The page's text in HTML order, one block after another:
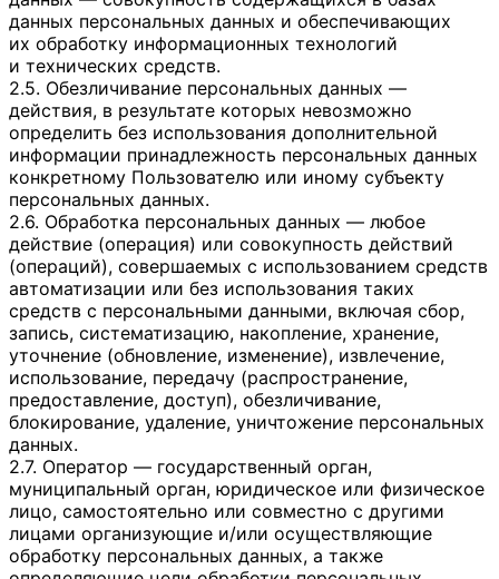
данных персональных данных и обеспечивающих
их обработку информационных технологий
и технических средств.
2.5. Обезличивание персональных данных —
действия, в результате которых невозможно
определить без использования дополнительной
информации принадлежность персональных данных
конкретному Пользователю или иному субъекту
персональных данных.
2.6. Обработка персональных данных — любое
действие (операция) или совокупность действий
(операций), совершаемых с использованием средств
автоматизации или без использования таких
средств с персональными данными, включая сбор,
запись, систематизацию, накопление, хранение,
уточнение (обновление, изменение), извлечение,
использование, передачу (распространение,
предоставление, доступ), обезличивание,
блокирование, удаление, уничтожение персональных
данных.
2.7. Оператор — государственный орган,
муниципальный орган, юридическое или физическое
лицо, самостоятельно или совместно с другими
лицами организующие и/или осуществляющие
обработку персональных данных, а также